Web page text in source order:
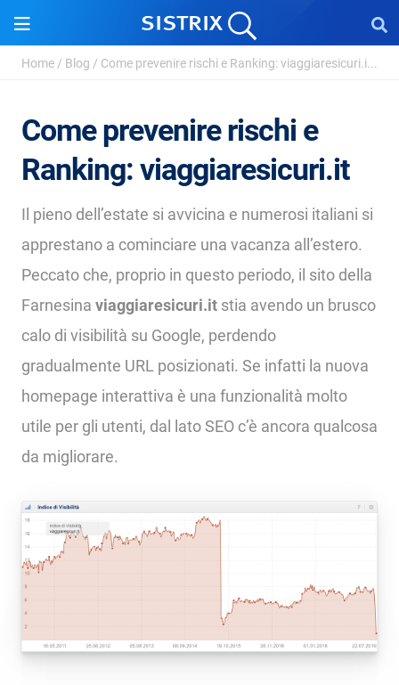
Home / Blog / Come prevenire rischi e Ranking: viaggiaresicuri.i...
Come prevenire rischi e
Ranking: viaggiaresicuri.it
Il pieno dell’estate si avvicina e numerosi italiani si
apprestano a cominciare una vacanza all’estero.
Peccato che, proprio in questo periodo, il sito della
Farnesina viaggiaresicuri.it stia avendo un brusco
calo di visibilità su Google, perdendo
gradualmente URL posizionati. Se infatti la nuova
homepage interattiva è una funzionalità molto
utile per gli utenti, dal lato SEO c’è ancora qualcosa
da migliorare.